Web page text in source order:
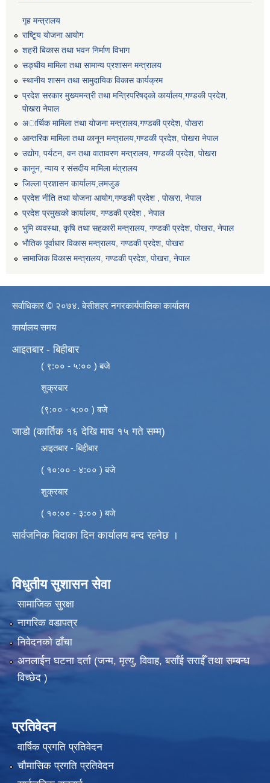
गृह मन्त्रालय
राष्टि्ृय योजना आयोग
शहरी बिकास तथा भवन निर्माण विभाग
सङ्घीय मामिला तथा सामान्य प्रशासन मन्त्रालय
स्थानीय शासन तथा सामुदायिक विकास कार्यक्रम
प्रदेश सरकार मुख्यमन्त्री तथा मन्त्रिपरिषद्को कार्यालय,गण्डकी प्रदेश,
पाेखरा नेपाल
अार्थिक मामिला तथा योजना मन्त्रालय,गण्डकी प्रदेश, पोखरा
आन्तरिक मामिला तथा कानून मन्त्रालय,गण्डकी प्रदेश, पाेखरा नेपाल
उद्योग, पर्यटन, वन तथा वातावरण मन्त्रालय, गण्डकी प्रदेश, पोखरा
कानून, न्याय र संसदीय मामिला मंत्रालय
जिल्ला प्रशासन कार्यालय,लमजुङ
प्रदेश नीति तथा योजना आयोग,गण्डकी प्रदेश , पोखरा, नेपाल
प्रदेश प्रमुखको कार्यालय, गण्डकी प्रदेश , नेपाल
भुमि व्यवस्था, कृषि तथा सहकारी मन्त्रालय, गण्डकी प्रदेश, पोखरा, नेपाल
भौतिक पूर्वाधार विकास मन्त्रालय, गण्डकी प्रदेश, पाेखरा
सामाजिक विकास मन्त्रालय, गण्डकी प्रदेश, पोखरा, नेपाल
सर्वाधिकार © २०७४. बेसीशहर नगरकार्यपालिका कार्यालय
कार्यालय समय
आइतबार - बिहीबार
( ९:०० - ५:०० ) बजे
शुक्रबार
(९:०० - ५:०० ) बजे
जाडो (कार्तिक १६ देखि माघ १५ गते सम्म)
आइतबार - बिहीबार
( १०:०० - ४:०० ) बजे
शुक्रबार
( १०:०० - ३:०० ) बजे
सार्वजनिक बिदाका दिन कार्यालय बन्द रहनेछ ।
विधुतीय सुशासन सेवा
सामाजिक सुरक्षा
नागरिक वडापत्र
निवेदनको ढाँचा
अनलाईन घटना दर्ता (जन्म, मृत्यु, विवाह, बसाँई सराईँ तथा सम्बन्ध
विच्छेद )
प्रतिवेदन
वार्षिक प्रगति प्रतिवेदन
चौमासिक प्रगति प्रतिवेदन